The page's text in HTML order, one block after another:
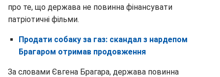
про те, що держава не повинна фінансувати
патріотичні фільми.
Продати собаку за газ: скандал з нардепом
Брагаром отримав продовження
За словами Євгена Брагара, держава повинна